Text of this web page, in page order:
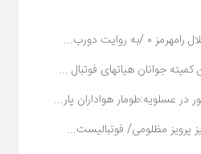
جوانان هیاتهای فوتبال ...
عسلویه:طومار هواداران پار...
پرویز مظلومی/ فوتبالیست‌...